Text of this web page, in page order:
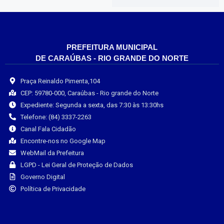
PREFEITURA MUNICIPAL
DE CARAÚBAS - RIO GRANDE DO NORTE
Praça Reinaldo Pimenta,104
CEP: 59780-000, Caraúbas - Rio grande do Norte
Expediente: Segunda a sexta, das 7:30 às 13:30hs
Telefone: (84) 3337-2263
Canal Fala Cidadão
Encontre-nos no Google Map
WebMail da Prefeitura
LGPD - Lei Geral de Proteção de Dados
Governo Digital
Política de Privacidade